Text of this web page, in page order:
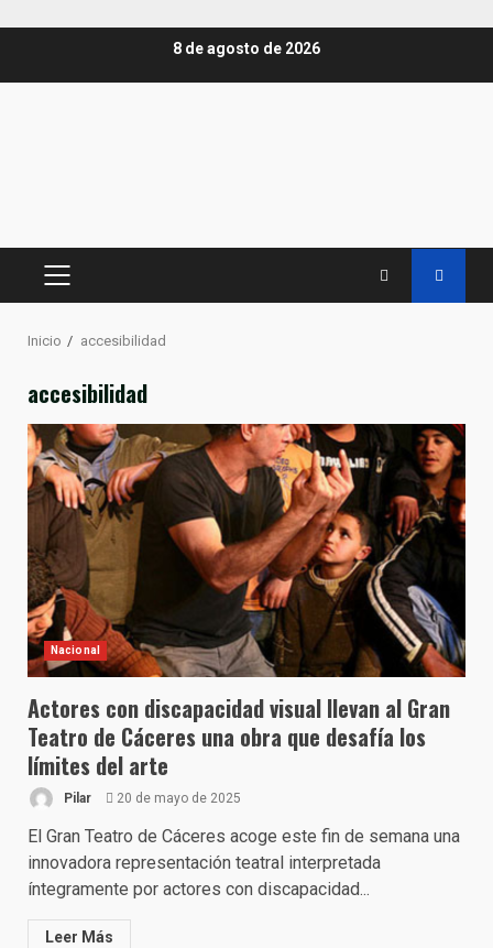
8 de agosto de 2026
MENÚ
Inicio accesibilidad
accesibilidad
Nacional
Actores con discapacidad visual llevan al Gran
Teatro de Cáceres una obra que desafía los
límites del arte
Pilar 20 de mayo de 2025
El Gran Teatro de Cáceres acoge este fin de semana una
innovadora representación teatral interpretada
íntegramente por actores con discapacidad...
Leer Más